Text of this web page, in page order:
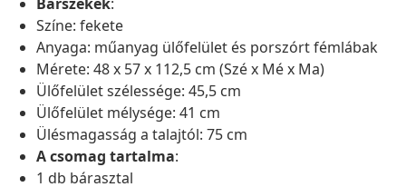
Színe: fekete
Anyaga: műanyag ülőfelület és porszórt fémlábak
Mérete: 48 x 57 x 112,5 cm (Szé x Mé x Ma)
Ülőfelület szélessége: 45,5 cm
Ülőfelület mélysége: 41 cm
Ülésmagasság a talajtól: 75 cm
A csomag tartalma:
1 db bárasztal